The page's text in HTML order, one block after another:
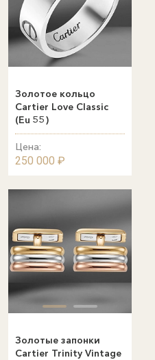
Золотое кольцо
Cartier Love Сlassic
(Eu 55)
Цена:
250 000 ₽
Золотые запонки
Cartier Trinity Vintage